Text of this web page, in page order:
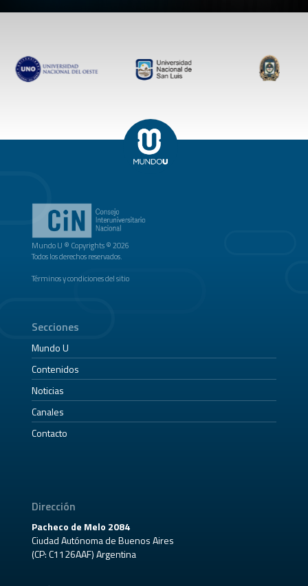
Mundo U ® Copyrights © 2026
Todos los derechos reservados.
Términos y condiciones del sitio
Secciones
Mundo U
Contenidos
Noticias
Canales
Contacto
Dirección
Pacheco de Melo 2084
Ciudad Autónoma de Buenos Aires
(CP: C1126AAF) Argentina